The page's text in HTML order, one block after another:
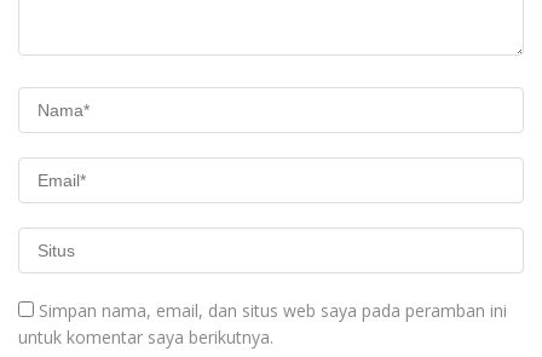
Simpan nama, email, dan situs web saya pada peramban ini
untuk komentar saya berikutnya.